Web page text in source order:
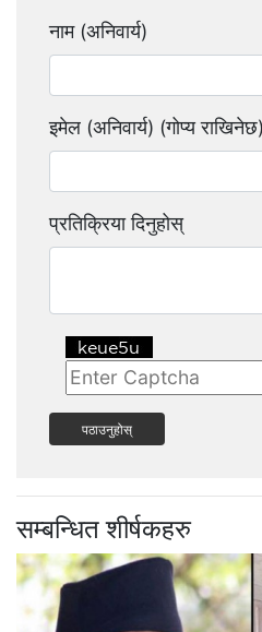
नाम (अनिवार्य)
इमेल (अनिवार्य) (गोप्य राखिनेछ)
प्रतिक्रिया दिनुहोस्
पठाउनुहोस्
सम्बन्धित शीर्षकहरु